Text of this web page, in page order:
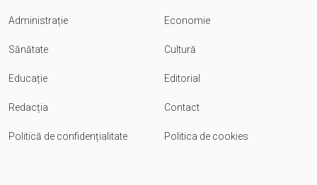
Administrație Economie
Sănătate Cultură
Educație Editorial
Redacția Contact
Politică de confidențialitate Politica de cookies